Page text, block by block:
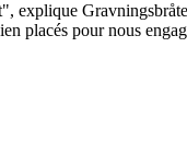
explique
placés pour nous